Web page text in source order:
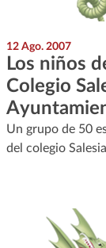
12 Ago. 2007
Los niños
Colegio
Un grupo de 50
del colegio